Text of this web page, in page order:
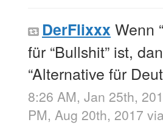
DerFlixxx Wenn
für “Bullshit” ist,
“Alternative für
8:26 AM, Jan 25th,
PM, Aug 20th, 2017 via